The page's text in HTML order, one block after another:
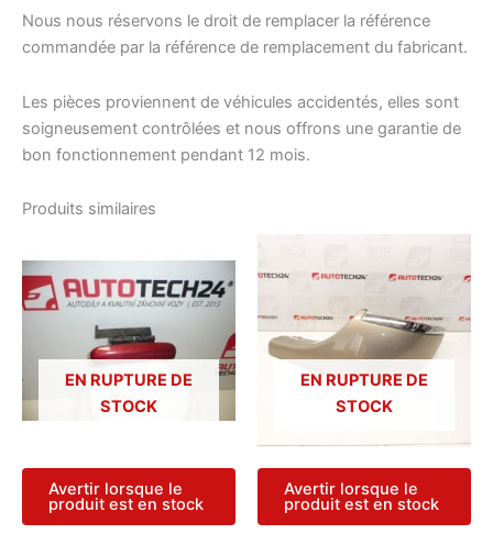
Nous nous réservons le droit de remplacer la référence
commandée par la référence de remplacement du fabricant.
Les pièces proviennent de véhicules accidentés, elles sont
soigneusement contrôlées et nous offrons une garantie de
bon fonctionnement pendant 12 mois.
Produits similaires
EN RUPTURE DE
STOCK
Avertir lorsque le
produit est en stock
EN RUPTURE DE
STOCK
Avertir lorsque le
produit est en stock